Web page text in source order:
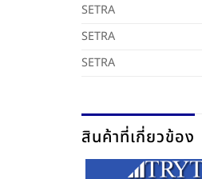
SETRA
SETRA
SETRA
สินค้าที่เกี่ยวข้อง